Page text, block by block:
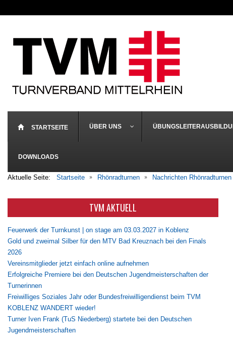
STARTSEITE ÜBER UNS
DOWNLOADS
Aktuelle Seite: Startseite Rhönradturnen Nachrichten Rhönradturnen
TVM AKTUELL
Feuerwerk der Turnkunst | on stage am 03.03.2027 in Koblenz
Gold und zweimal Silber für den MTV Bad Kreuznach bei den Finals
2026
Vereinsmitglieder jetzt einfach online aufnehmen
Erfolgreiche Premiere bei den Deutschen Jugendmeisterschaften der
Turnerinnen
Freiwilliges Soziales Jahr oder Bundesfreiwilligendienst beim TVM
KOBLENZ WANDERT wieder!
Turner Iven Frank (TuS Niederberg) startete bei den Deutschen
Jugendmeisterschaften